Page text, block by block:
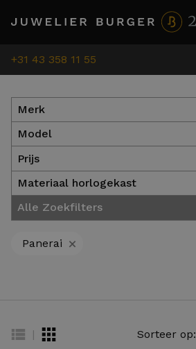
+31 43 358 11 55
Merk
Model
Prijs
Materiaal horlogekast
Alle Zoekfilters
Panerai +
| Sorteer op: